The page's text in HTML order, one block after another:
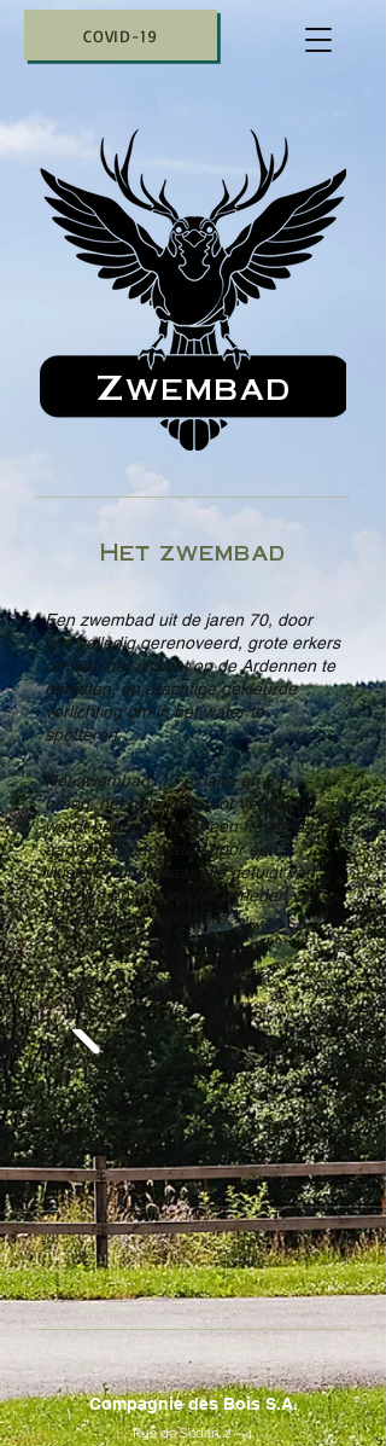
COVID-19
Zwembad
Het zwembad
Een zwembad uit de jaren 70, door
ons volledig gerenoveerd, grote erkers
om van het uitzicht op de Ardennen te
genieten, en prachtige gekleurde
verlichting om in het water te
spetteren.
Het zwembad, 17 m lang en 5 m
breed, het hele jaar door verwarmd,
wordt begrensd door een fresco dat
aan ons is nagelaten door een
illustere kunstenaar, die getuigt van
het rijke en historische verleden van
het landgoed Ardoisière.
Compagnie des Bois S.A.
Rue de Sedan, 2 - 4